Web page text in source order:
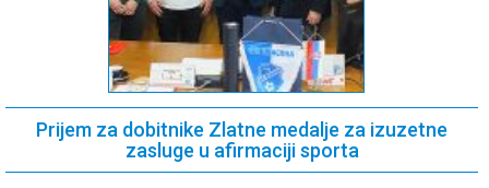
Prijem za dobitnike Zlatne medalje za izuzetne
zasluge u afirmaciji sporta